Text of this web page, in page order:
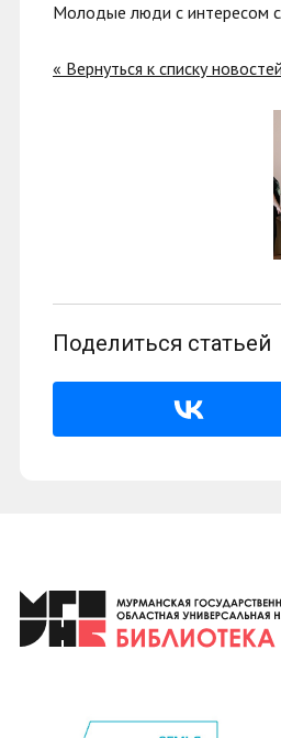
Молодые люди с интересом
« Вернуться к списку новостей
Поделиться статьей